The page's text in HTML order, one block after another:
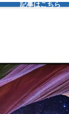
記事はこちら